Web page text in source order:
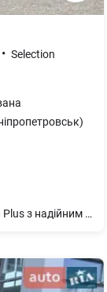
• Selection
Автомобіль 2026 р.в. у комплектації Selection Plus з надійним дизельним двигуном 2,0 TDI 110 kW вже в наявності у Дніпрі. Телефонуйте!